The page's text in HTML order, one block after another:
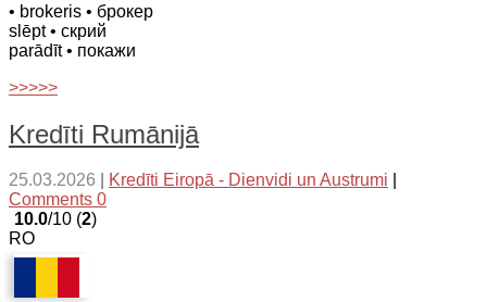
• brokeris • брокер
slēpt• скрий
parādīt• покажи
>>>>>
Kredīti Rumānijā
25.03.2026 Kredīti Eiropā - Dienvidi un Austrumi
Comments 0
10.0/10 (2)
RO